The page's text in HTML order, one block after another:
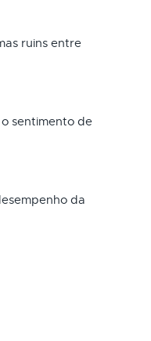
ruins entre
sentimento de
da